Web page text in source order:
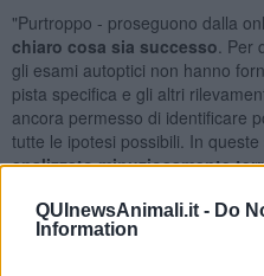
QUInewsAnimali.it - Do
Information
"Purtroppo - proseguono dalla
chiaro cosa sia successo .
gli esami autoptici non hanno
pista specifica e gli altri
ancora permesso di identificare
tutte le ipotesi possibili. In
analizzato minuziosamente
presenti nei terreni
tossiche. Non è stato riscontrato
letale".